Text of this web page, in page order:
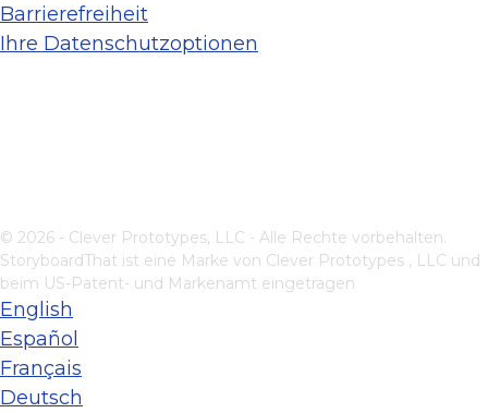
Barrierefreiheit
Ihre Datenschutzoptionen
© 2026 - Clever Prototypes, LLC - Alle Rechte vorbehalten.
StoryboardThat ist eine Marke von Clever Prototypes , LLC und
beim US-Patent- und Markenamt eingetragen
English
Español
Français
Deutsch